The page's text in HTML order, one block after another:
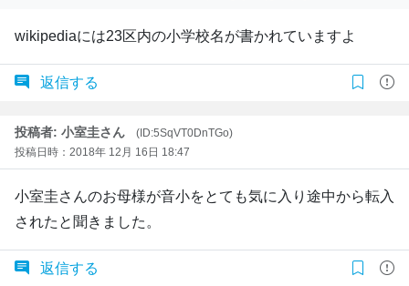
wikipediaには23区内の小学校名が書かれていますよ
返信する
投稿者: 小室圭さん
(ID:5SqVT0DnTGo)
投稿日時：2018年 12月 16日 18:47
小室圭さんのお母様が音小をとても気に入り途中から転入
されたと聞きました。
返信する